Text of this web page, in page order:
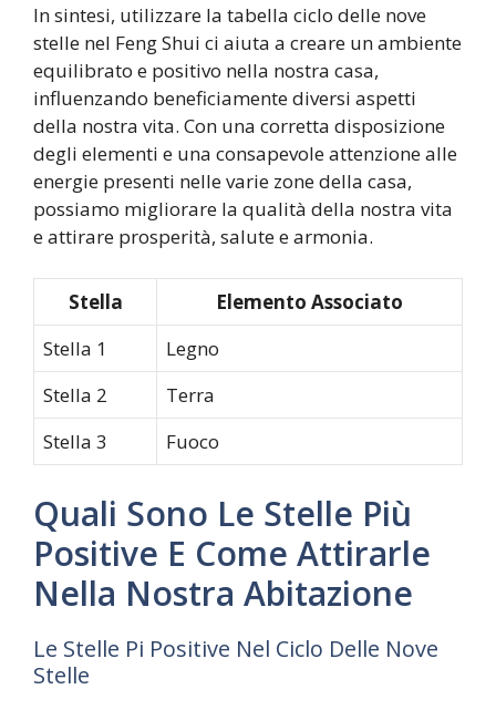
In sintesi, utilizzare la tabella ciclo delle nove
stelle nel Feng Shui ci aiuta a creare un ambiente
equilibrato e positivo nella nostra casa,
influenzando beneficiamente diversi aspetti
della nostra vita. Con una corretta disposizione
degli elementi e una consapevole attenzione alle
energie presenti nelle varie zone della casa,
possiamo migliorare la qualità della nostra vita
e attirare prosperità, salute e armonia.
Stella
Elemento Associato
Stella 1
Legno
Stella 2
Terra
Stella 3
Fuoco
Quali Sono Le Stelle Più
Positive E Come Attirarle
Nella Nostra Abitazione
Le Stelle Pi Positive Nel Ciclo Delle Nove
Stelle